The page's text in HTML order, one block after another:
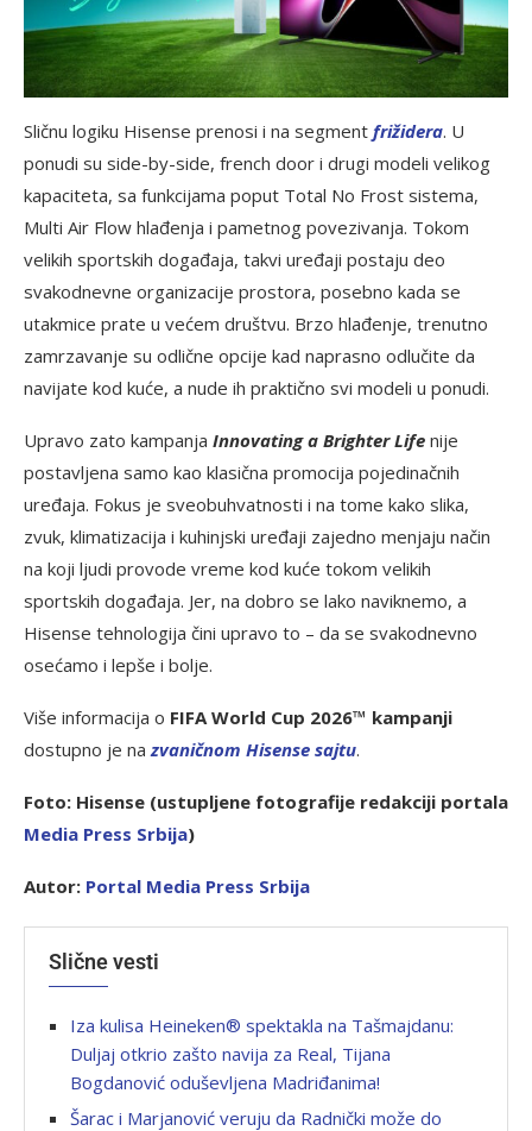
Sličnu logiku Hisense prenosi i na segment frižidera. U
ponudi su side-by-side, french door i drugi modeli velikog
kapaciteta, sa funkcijama poput Total No Frost sistema,
Multi Air Flow hlađenja i pametnog povezivanja. Tokom
velikih sportskih događaja, takvi uređaji postaju deo
svakodnevne organizacije prostora, posebno kada se
utakmice prate u većem društvu. Brzo hlađenje, trenutno
zamrzavanje su odlične opcije kad naprasno odlučite da
navijate kod kuće, a nude ih praktično svi modeli u ponudi.
Upravo zato kampanja Innovating a Brighter Life nije
postavljena samo kao klasična promocija pojedinačnih
uređaja. Fokus je sveobuhvatnosti i na tome kako slika,
zvuk, klimatizacija i kuhinjski uređaji zajedno menjaju način
na koji ljudi provode vreme kod kuće tokom velikih
sportskih događaja. Jer, na dobro se lako naviknemo, a
Hisense tehnologija čini upravo to – da se svakodnevno
osećamo i lepše i bolje.
Više informacija o FIFA World Cup 2026™ kampanji
dostupno je na zvaničnom Hisense sajtu.
Foto: Hisense (ustupljene fotografije redakciji portala
Media Press Srbija)
Autor: Portal Media Press Srbija
Slične vesti
Iza kulisa Heineken® spektakla na Tašmajdanu:
Duljaj otkrio zašto navija za Real, Tijana
Bogdanović oduševljena Madriđanima!
Šarac i Marjanović veruju da Radnički može do